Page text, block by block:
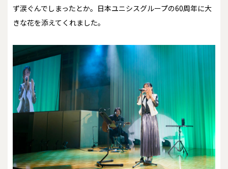
ず涙ぐんでしまったとか。日本ユニシスグループの60周年に大
きな花を添えてくれました。